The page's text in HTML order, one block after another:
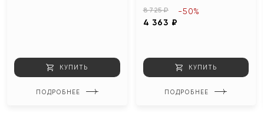
КУПИТЬ
ПОДРОБНЕЕ
8 725 ₽
4 363 ₽
-50%
КУПИТЬ
ПОДРОБНЕЕ